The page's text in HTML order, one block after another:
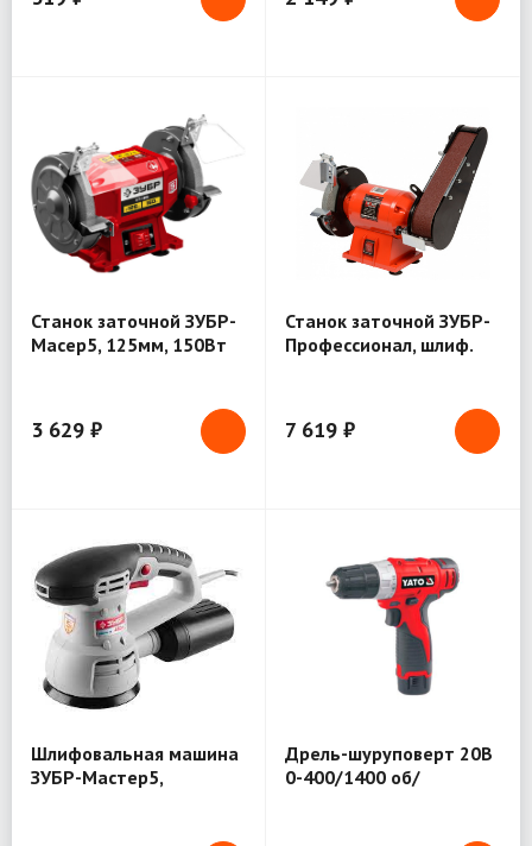
Станок заточной ЗУБР-
Масер5, 125мм, 150Вт
3 629 ₽
Станок заточной ЗУБР-
Профессионал, шлиф.
7 619 ₽
Шлифовальная машина
ЗУБР-Мастер5,
Дрель-шуруповерт 20В
0-400/1400 об/